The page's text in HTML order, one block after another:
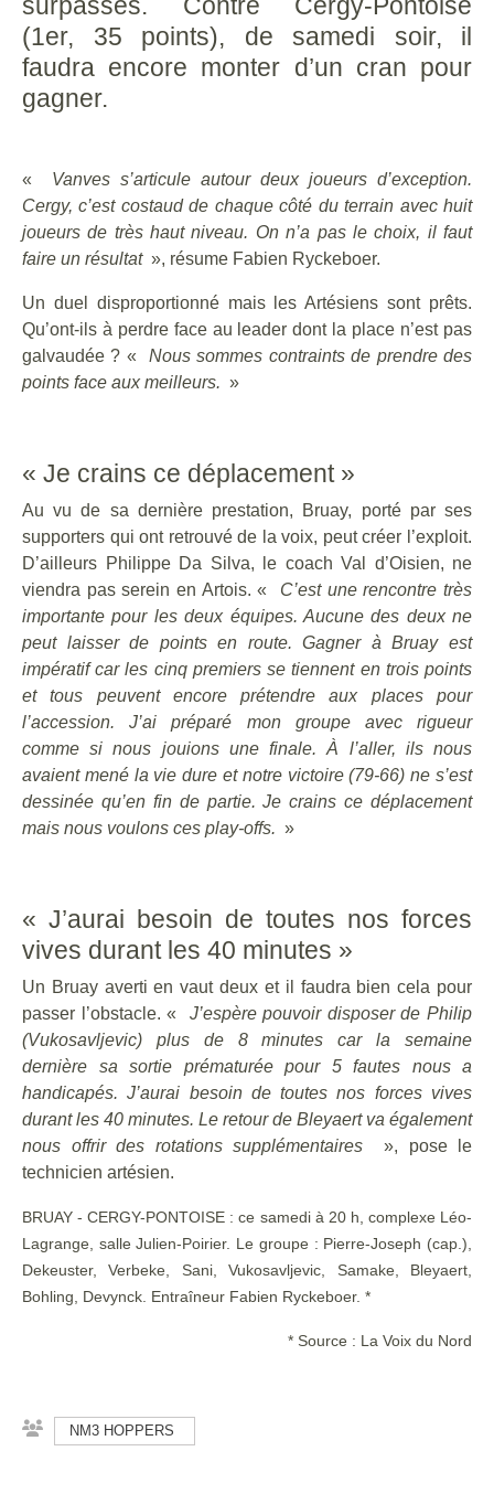
(1er, 35 points), de samedi soir, il
faudra encore monter d’un cran pour
gagner.
« Vanves s’articule autour deux joueurs d’exception.
Cergy, c’est costaud de chaque côté du terrain avec huit
joueurs de très haut niveau. On n’a pas le choix, il faut
faire un résultat», résume Fabien Ryckeboer.
Un duel disproportionné mais les Artésiens sont prêts.
Qu’ont-ils à perdre face au leader dont la place n’est pas
galvaudée ? « Nous sommes contraints de prendre des
points face aux meilleurs. »
« Je crains ce déplacement »
Au vu de sa dernière prestation, Bruay, porté par ses
supporters qui ont retrouvé de la voix, peut créer l’exploit.
D’ailleurs Philippe Da Silva, le coach Val d’Oisien, ne
viendra pas serein en Artois. « C’est une rencontre très
importante pour les deux équipes. Aucune des deux ne
peut laisser de points en route. Gagner à Bruay est
impératif car les cinq premiers se tiennent en trois points
et tous peuvent encore prétendre aux places pour
l’accession. J’ai préparé mon groupe avec rigueur
comme si nous jouions une finale. À l’aller, ils nous
avaient mené la vie dure et notre victoire (79-66) ne s’est
dessinée qu’en fin de partie. Je crains ce déplacement
mais nous voulons ces play-offs. »
« J’aurai besoin de toutes nos forces
vives durant les 40 minutes »
Un Bruay averti en vaut deux et il faudra bien cela pour
passer l’obstacle. « J’espère pouvoir disposer de Philip
(Vukosavljevic) plus de 8 minutes car la semaine
dernière sa sortie prématurée pour 5 fautes nous a
handicapés. J’aurai besoin de toutes nos forces vives
durant les 40 minutes. Le retour de Bleyaert va également
nous offrir des rotations supplémentaires », pose le
technicien artésien.
BRUAY - CERGY-PONTOISE : ce samedi à 20 h, complexe Léo-
Lagrange, salle Julien-Poirier. Le groupe : Pierre-Joseph (cap.),
Dekeuster, Verbeke, Sani, Vukosavljevic, Samake, Bleyaert,
Bohling, Devynck. Entraîneur Fabien Ryckeboer. *
* Source : La Voix du Nord
NM3 HOPPERS